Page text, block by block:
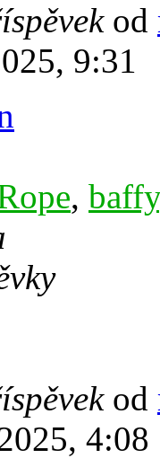
od
9:31
, baffy
od
4:08